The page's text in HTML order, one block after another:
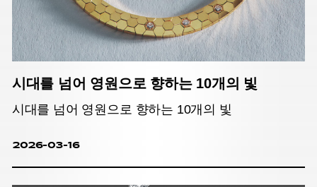
시대를 넘어 영원으로 향하는 10개의 빛
시대를 넘어 영원으로 향하는 10개의 빛
2026-03-16